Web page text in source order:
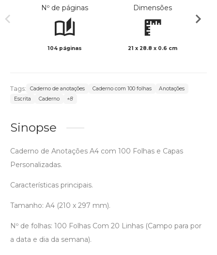
Nº de páginas
104 páginas
Dimensões
21 x 28.8 x 0.6 cm
Tags: Caderno de anotações Caderno com 100 folhas
Anotações
Escrita
Caderno +8
Sinopse
Caderno de Anotações A4 com 100 Folhas e Capas
Personalizadas.
Características principais.
Tamanho: A4 (210 x 297 mm).
Nº de folhas: 100 Folhas Com 20 Linhas (Campo para por
a data e dia da semana).